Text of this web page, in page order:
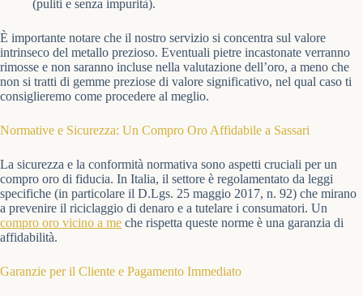
(puliti e senza impurità).
È importante notare che il nostro servizio si concentra sul valore
intrinseco del metallo prezioso. Eventuali pietre incastonate verranno
rimosse e non saranno incluse nella valutazione dell’oro, a meno che
non si tratti di gemme preziose di valore significativo, nel qual caso ti
consiglieremo come procedere al meglio.
Normative e Sicurezza: Un Compro Oro Affidabile a Sassari
La sicurezza e la conformità normativa sono aspetti cruciali per un
compro oro di fiducia. In Italia, il settore è regolamentato da leggi
specifiche (in particolare il D.Lgs. 25 maggio 2017, n. 92) che mirano
a prevenire il riciclaggio di denaro e a tutelare i consumatori. Un
compro oro vicino a me che rispetta queste norme è una garanzia di
affidabilità.
Garanzie per il Cliente e Pagamento Immediato